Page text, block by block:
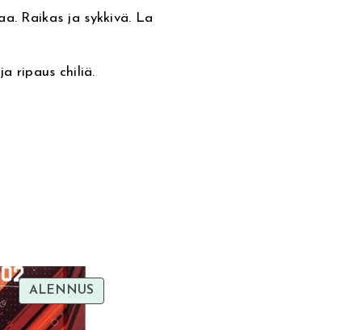
Raikas ja sykkivä. La
ripaus chiliä.
ALENNUS
ALENNUKSESSA